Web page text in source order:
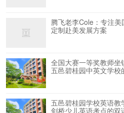
腾飞老李Cole：专注美
定制赴美发展方案
全国大赛一等奖教师坐
五邑碧桂园中英文学校
五邑碧桂园学校英语
剑桥少儿英语考点的双